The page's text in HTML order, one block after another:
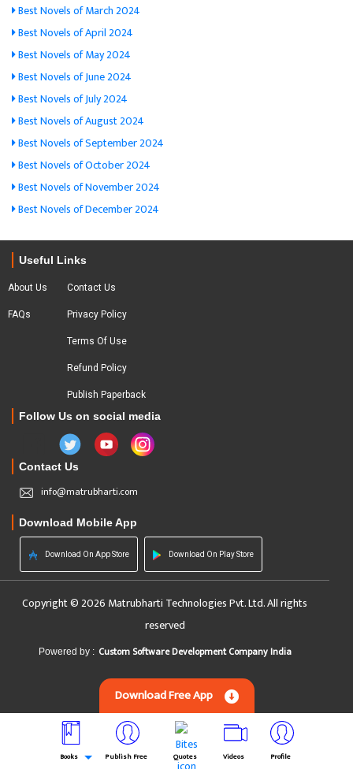
Best Novels of March 2024
Best Novels of April 2024
Best Novels of May 2024
Best Novels of June 2024
Best Novels of July 2024
Best Novels of August 2024
Best Novels of September 2024
Best Novels of October 2024
Best Novels of November 2024
Best Novels of December 2024
Useful Links
About Us
FAQs
Contact Us
Privacy Policy
Terms Of Use
Refund Policy
Publish Paperback
Follow Us on social media
Contact Us
info@matrubharti.com
Download Mobile App
Download On App Store Download On Play Store
Copyright © 2026 Matrubharti Technologies Pvt. Ltd. All rights
reserved
Powered by : Custom Software Development Company India
Download Free App
Books Publish Free Quotes Videos Profile